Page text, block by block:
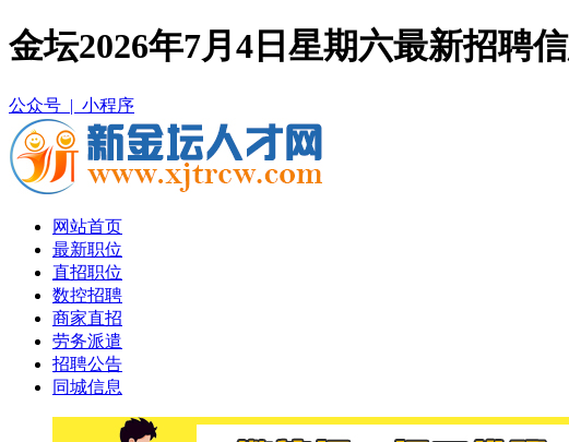
金坛2026年7月4日星期六最新招聘
公众号 | 小程序
网站首页
最新职位
直招职位
数控招聘
商家直招
劳务派遣
招聘公告
同城信息